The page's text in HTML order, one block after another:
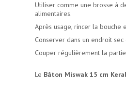
Utiliser comme une brosse à
alimentaires.
Après usage, rincer la bouche
Conserver dans un endroit sec
Couper régulièrement la
Le Bâton Miswak 15 cm